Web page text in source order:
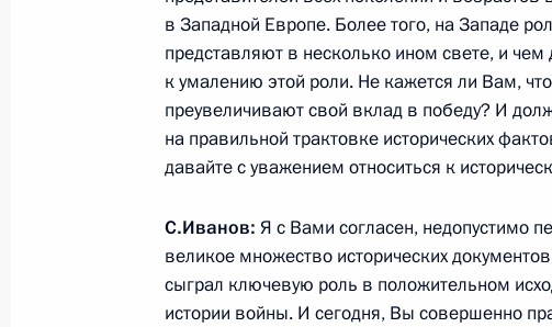
Итоговое заседание организационного
празднования 70-летия Победы в
22 апреля 2015 года, 16:40
Федерации
22 апреля 2015 года, 10:40
в Западной Европе. Более того, на Западе
представляют в несколько ином свете, и
к умалению этой роли. Не кажется ли Вам,
преувеличивают свой вклад в победу? И
на правильной трактовке исторических
давайте с уважением относиться к
С.Иванов: Я с Вами согласен, недопустимо
великое множество исторических
сыграл ключевую роль в положительном
истории войны. И сегодня, Вы совершенно